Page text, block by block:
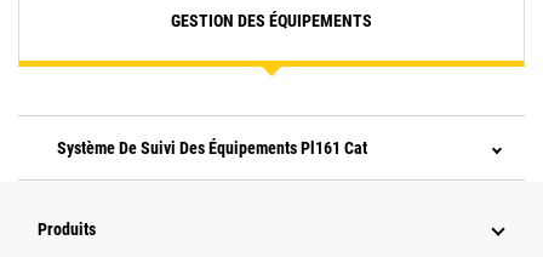
GESTION DES ÉQUIPEMENTS
Système De Suivi Des Équipements Pl161 Cat
Produits